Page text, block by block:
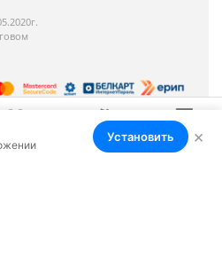
Сравнение Войти
работников местных
органов по
Установить ×